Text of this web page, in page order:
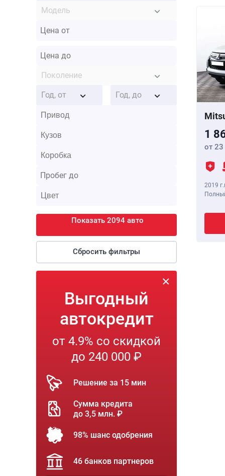
Модель
Поколение
Год, от Год, до
Показать 2094 авто
Сбросить фильтры
1
от
2019
Выгодный
автокредит
от 4.9% со скидкой
до 240 000 ₽
Решение за 15 мин
Сумма кредита
до 3,5 млн. ₽
98% шанс одобрения
46 банков партнеров